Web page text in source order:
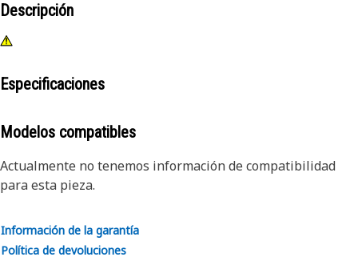
Descripción
Especificaciones
Modelos compatibles
Actualmente no tenemos información de compatibilidad
para esta pieza.
Información de la garantía
Política de devoluciones